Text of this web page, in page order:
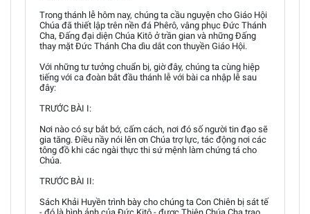
Trong thánh lễ hôm nay, chúng ta cầu nguyện cho Giáo Hội
Chúa đã thiết lập trên nền đá Phêrô, vâng phục Đức Thánh
Cha, Đấng đại diện Chúa Kitô ở trần gian và những Đấng
thay mặt Đức Thánh Cha dìu dắt con thuyền Giáo Hội.
Với những tư tưởng chuẩn bị, giờ đây, chúng ta cùng hiệp
tiếng với ca đoàn bắt đầu thánh lễ với bài ca nhập lễ sau
đây:
TRƯỚC BÀI I:
Nơi nào có sự bắt bớ, cấm cách, nơi đó số người tin đạo sẽ
gia tăng. Điều nầy nói lên ơn Chúa trợ lực, tác động nơi các
tông đồ khi các ngài thực thi sứ mệnh làm chứng tá cho
Chúa.
TRƯỚC BÀI II:
Sách Khải Huyền trình bày cho chúng ta Con Chiên bị sát tế